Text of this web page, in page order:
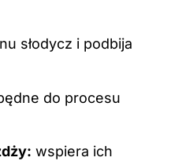
słodycz i podbija
do procesu
wspiera ich